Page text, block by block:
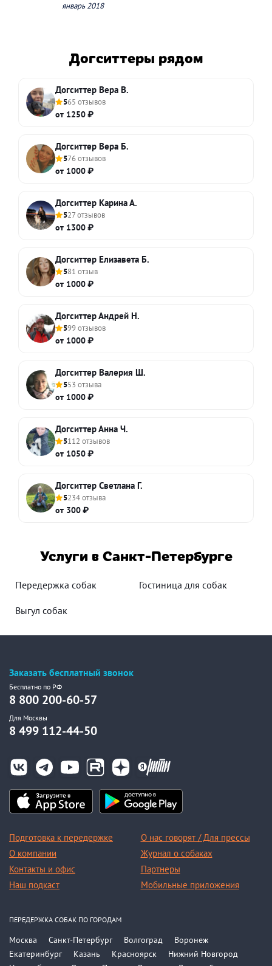
январь 2018
Догситтеры рядом
Догситтер Вера В.
565 отзывов
от 1250 ₽
Догситтер Вера Б.
576 отзывов
от 1000 ₽
Догситтер Карина А.
527 отзывов
от 1300 ₽
Догситтер Елизавета Б.
581 отзыв
от 1000 ₽
Догситтер Андрей Н.
599 отзывов
от 1000 ₽
Догситтер Валерия Ш.
553 отзыва
от 1000 ₽
Догситтер Анна Ч.
5112 отзывов
от 1050 ₽
Догситтер Светлана Г.
5234 отзыва
от 300 ₽
Услуги в Санкт-Петербурге
Передержка собак Гостиница для собак
Выгул собак
Заказать бесплатный звонок
Бесплатно по РФ
8 800 200-60-57
Для Москвы
8 499 112-44-50
Подготовка к передержке
О компании
Контакты и офис
Наш подкаст
О нас говорят / Для прессы
Журнал о собаках
Партнеры
Мобильные приложения
ПЕРЕДЕРЖКА СОБАК ПО ГОРОДАМ
Москва Санкт-Петербург Волгоград
Воронеж
Екатеринбург
Казань Красноярск
Нижний Новгород